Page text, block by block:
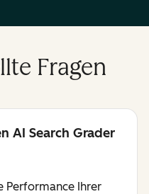
Fragen
AI Search Grader
Performance Ihrer